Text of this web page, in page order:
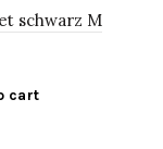
schwarz M
cart